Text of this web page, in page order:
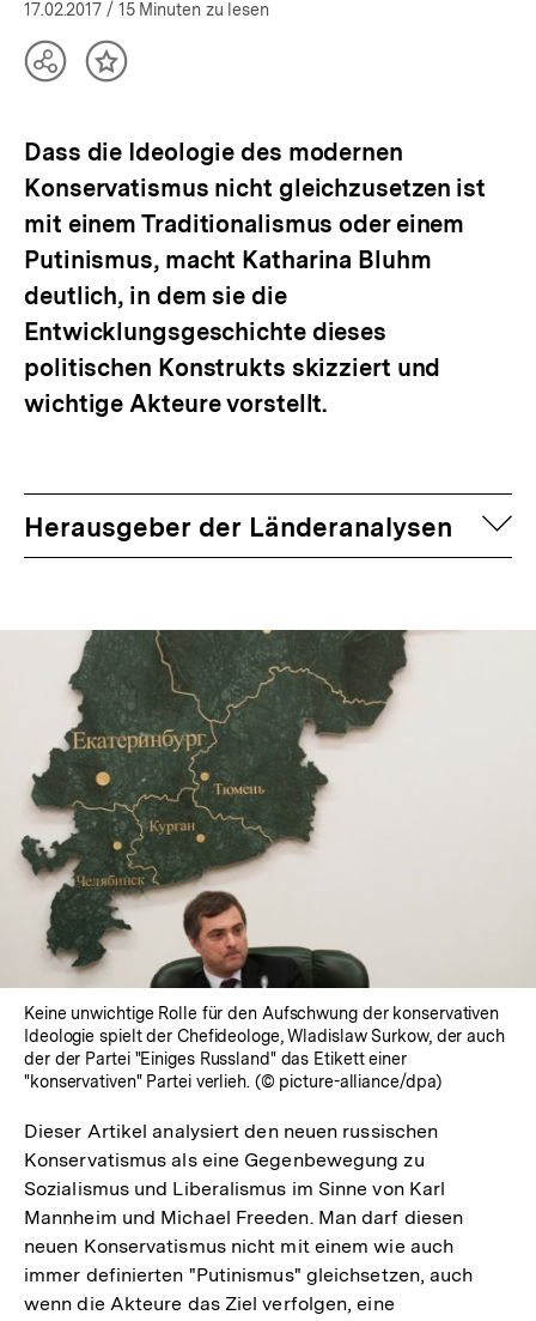
öffnen
17.02.2017 / 15 Minuten zu lesen
TeilenInhalt
Dass die Ideologie des modernen
Konservatismus nicht gleichzusetzen ist
mit einem Traditionalismus oder einem
Putinismus, macht Katharina Bluhm
deutlich, in dem sie die
Entwicklungsgeschichte dieses
politischen Konstrukts skizziert und
wichtige Akteure vorstellt.
Herausgeber der Länderanalysen
Keine unwichtige Rolle für den Aufschwung der konservativen
Ideologie spielt der Chefideologe, Wladislaw Surkow, der auch
der der Partei "Einiges Russland" das Etikett einer
"konservativen" Partei verlieh. (© picture-alliance/dpa)
Dieser Artikel analysiert den neuen russischen
Konservatismus als eine Gegenbewegung zu
Sozialismus und Liberalismus im Sinne von Karl
Mannheim und Michael Freeden. Man darf diesen
neuen Konservatismus nicht mit einem wie auch
immer definierten "Putinismus" gleichsetzen, auch
wenn die Akteure das Ziel verfolgen, eine